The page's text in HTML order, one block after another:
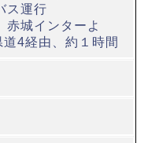
ス運行
城インターよ
4経由、約１時間